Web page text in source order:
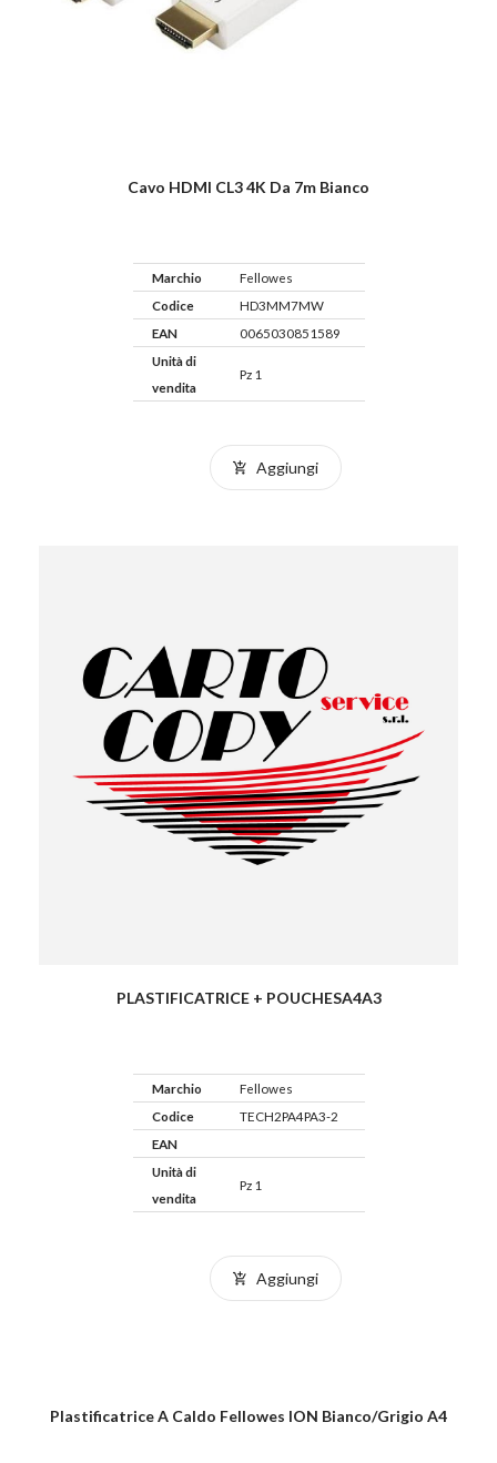
Cavo HDMI CL3 4K Da 7m Bianco
Marchio
Fellowes
Codice
HD3MM7MW
EAN
0065030851589
Unità di
vendita
Pz 1
Aggiungi
PLASTIFICATRICE + POUCHESA4A3
Marchio
Fellowes
Codice
TECH2PA4PA3-2
EAN
Unità di
vendita
Pz 1
Aggiungi
Plastificatrice A Caldo Fellowes ION Bianco/grigio A4